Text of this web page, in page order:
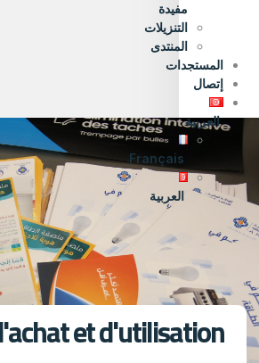
مفيدة
التنزيلات
المنتدى
المستجدات
إتصال
العربية
Français
العربية
et d'utilisation